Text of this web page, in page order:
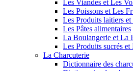
Les Viandes et Les
Les Poissons et Les
Les Produits laitiers
Les Pâtes alimentaires
La Boulangerie et La
Les Produits sucrés
La Charcuterie
Dictionnaire des